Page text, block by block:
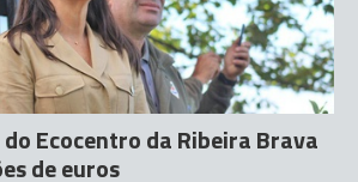
Ecocentro da Ribeira Brava
de euros